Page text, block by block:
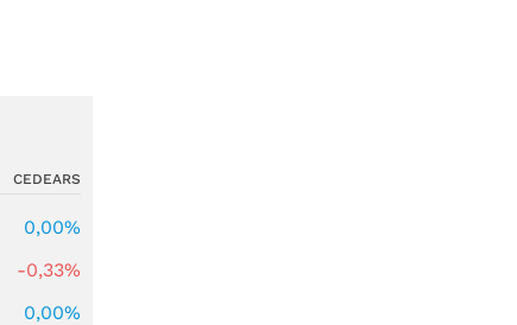
CEDEARS
0,00%
-0,33%
0,00%